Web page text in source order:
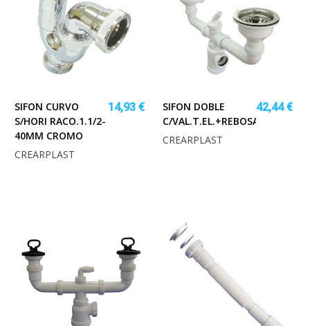
SIFON CURVO
S/HORI RACO.1.1/2-
40MM CROMO
14,93 €
CREARPLAST
SIFON DOBLE
C/
42,44 €
CREARPLAST